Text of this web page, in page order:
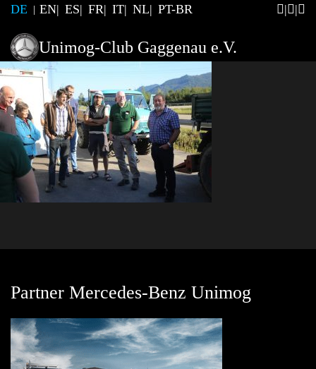
DE EN ES FR IT NL PT-BR
Unimog-Club Gaggenau e.V.
Partner Mercedes-Benz Unimog